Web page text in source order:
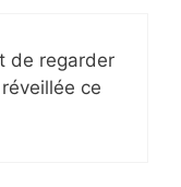
de regarder
ce